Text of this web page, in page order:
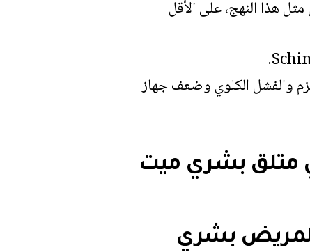
هذا النهج، على الأقل
والفشل الكلوي وضعف جهاز
متلق بشري ميت
لمريض بشري